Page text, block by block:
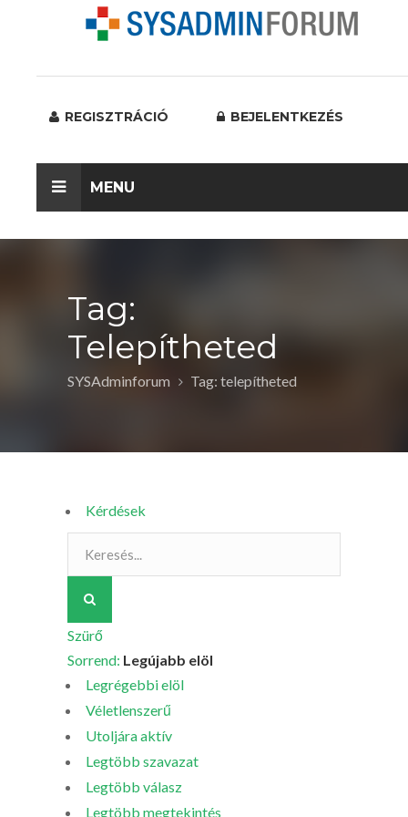
REGISZTRÁCIÓ BEJELENTKEZÉS
MENU
Tag:
Telepítheted
SYSAdminforum Tag: telepítheted
Kérdések
Szürő
Sorrend: Legújabb elöl
Legrégebbi elöl
Véletlenszerű
Utoljára aktív
Legtöbb szavazat
Legtöbb válasz
Legtöbb megtekintés